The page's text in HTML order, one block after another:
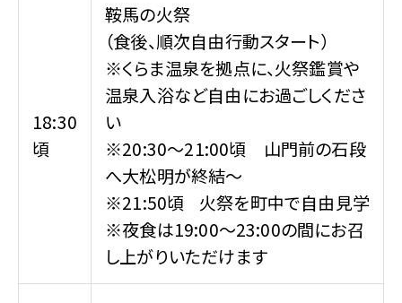
18:30
頃
鞍馬の火祭
（食後、順次自由行動スタート）
※くらま温泉を拠点に、火祭鑑賞や
温泉入浴など自由にお過ごしくださ
い
※20:30～21:00頃 山門前の石段
へ大松明が終結～
※21:50頃 火祭を町中で自由見学
※夜食は19:00～23:00の間にお召
し上がりいただけます